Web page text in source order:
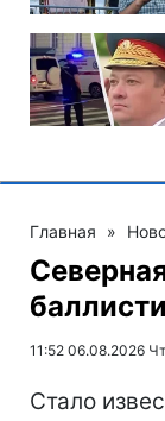
Главная »
11:52 06.08.2026 Чт
Стало